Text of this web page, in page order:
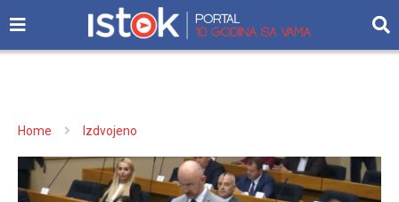
Home Izdvojeno